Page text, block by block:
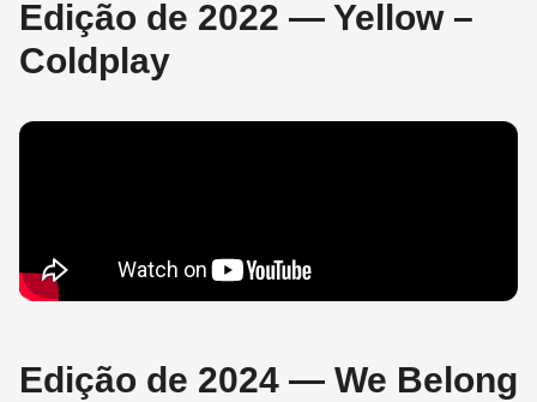
Edição de 2022 — Yellow –
Coldplay
Edição de 2024 — We Belong